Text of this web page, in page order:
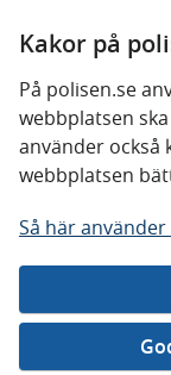
Kakor på
På polisen.se
webbplatsen
använder också
webbplatsen
Så här